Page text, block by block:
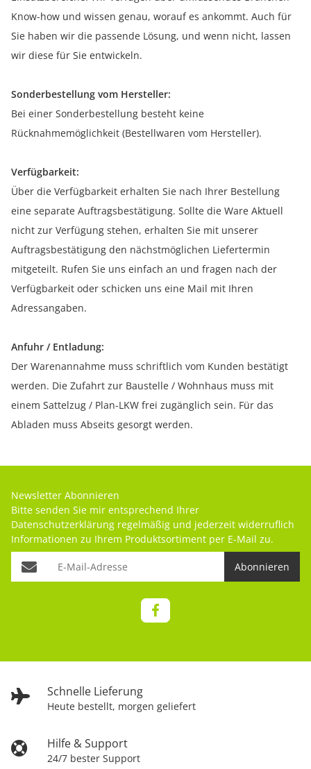
Know-how und wissen genau, worauf es ankommt. Auch für
Sie haben wir die passende Lösung, und wenn nicht, lassen
wir diese für Sie entwickeln.
Sonderbestellung vom Hersteller:
Bei einer Sonderbestellung besteht keine
Rücknahmemöglichkeit (Bestellwaren vom Hersteller).
Verfügbarkeit:
Über die Verfügbarkeit erhalten Sie nach Ihrer Bestellung
eine separate Auftragsbestätigung. Sollte die Ware Aktuell
nicht zur Verfügung stehen, erhalten Sie mit unserer
Auftragsbestätigung den nächstmöglichen Liefertermin
mitgeteilt. Rufen Sie uns einfach an und fragen nach der
Verfügbarkeit oder schicken uns eine Mail mit Ihren
Adressangaben.
Anfuhr / Entladung:
Der Warenannahme muss schriftlich vom Kunden bestätigt
werden. Die Zufahrt zur Baustelle / Wohnhaus muss mit
einem Sattelzug / Plan-LKW frei zugänglich sein. Für das
Abladen muss Abseits gesorgt werden.
Schnelle Lieferung
Heute bestellt, morgen geliefert
Hilfe & Support
24/7 bester Support
Newsletter Abonnieren
Bitte senden Sie mir entsprechend Ihrer
Datenschutzerklärung regelmäßig und jederzeit widerruflich
Informationen zu Ihrem Produktsortiment per E-Mail zu.
Abonnieren